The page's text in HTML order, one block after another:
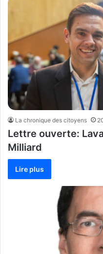
La chronique des citoyens
Lettre ouverte:
Milliard
Lire plus